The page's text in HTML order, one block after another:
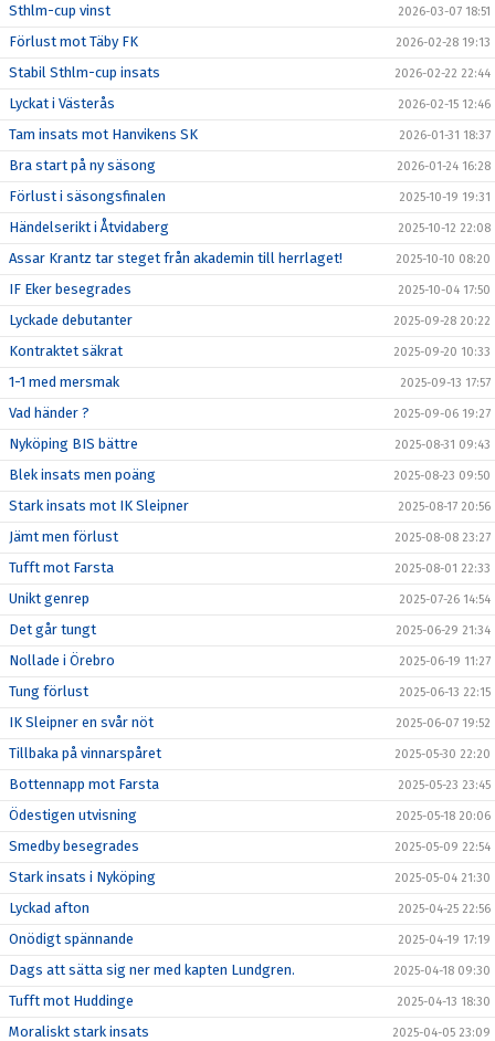
Sthlm-cup vinst 2026-03-07 18:51
Förlust mot Täby FK 2026-02-28 19:13
Stabil Sthlm-cup insats 2026-02-22 22:44
Lyckat i Västerås 2026-02-15 12:46
Tam insats mot Hanvikens SK 2026-01-31 18:37
Bra start på ny säsong 2026-01-24 16:28
Förlust i säsongsfinalen 2025-10-19 19:31
Händelserikt i Åtvidaberg 2025-10-12 22:08
Assar Krantz tar steget från akademin till herrlaget! 2025-10-10 08:20
IF Eker besegrades 2025-10-04 17:50
Lyckade debutanter 2025-09-28 20:22
Kontraktet säkrat 2025-09-20 10:33
1-1 med mersmak 2025-09-13 17:57
Vad händer ? 2025-09-06 19:27
Nyköping BIS bättre 2025-08-31 09:43
Blek insats men poäng 2025-08-23 09:50
Stark insats mot IK Sleipner 2025-08-17 20:56
Jämt men förlust 2025-08-08 23:27
Tufft mot Farsta 2025-08-01 22:33
Unikt genrep 2025-07-26 14:54
Det går tungt 2025-06-29 21:34
Nollade i Örebro 2025-06-19 11:27
Tung förlust 2025-06-13 22:15
IK Sleipner en svår nöt 2025-06-07 19:52
Tillbaka på vinnarspåret 2025-05-30 22:20
Bottennapp mot Farsta 2025-05-23 23:45
Ödestigen utvisning 2025-05-18 20:06
Smedby besegrades 2025-05-09 22:54
Stark insats i Nyköping 2025-05-04 21:30
Lyckad afton 2025-04-25 22:56
Onödigt spännande 2025-04-19 17:19
Dags att sätta sig ner med kapten Lundgren. 2025-04-18 09:30
Tufft mot Huddinge 2025-04-13 18:30
Moraliskt stark insats 2025-04-05 23:09